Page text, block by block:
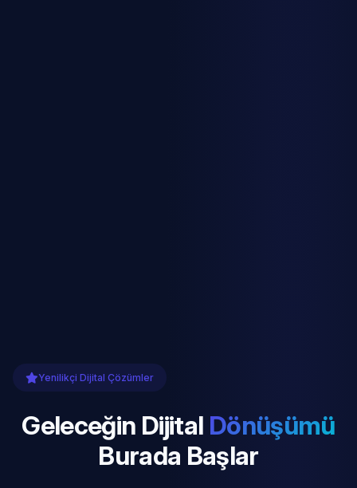
Yenilikçi Dijital Çözümler
Geleceğin Dijital Dönüşümü
Burada Başlar